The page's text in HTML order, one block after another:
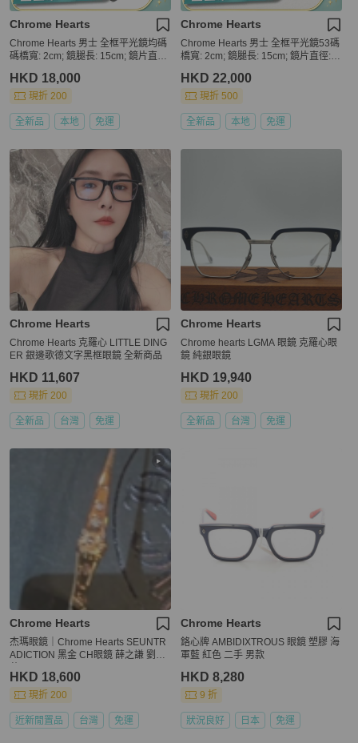
Chrome Hearts
Chrome Hearts 男士 全框平光鏡均碼
碼橋寬: 2cm; 鏡腿長: 15cm; 鏡片直徑:
HKD 18,000
現折 200
全新品 本地 免運
Chrome Hearts
Chrome Hearts 男士 全框平光鏡53碼
橋寬: 2cm; 鏡腿長: 15cm; 鏡片直徑: 5.
HKD 22,000
現折 500
全新品 本地 免運
Chrome Hearts
Chrome Hearts 克羅心 LITTLE DING
ER 銀邊歌德文字黑框眼鏡 全新商品
HKD 11,607
現折 200
全新品 台灣 免運
Chrome Hearts
Chrome hearts LGMA 眼鏡 克羅心眼
鏡 純銀眼鏡
HKD 19,940
現折 200
全新品 台灣 免運
Chrome Hearts
杰瑪眼鏡｜Chrome Hearts SEUNTR
ADICTION 黑金 CH眼鏡 薛之謙 劉德
HKD 18,600
現折 200
近新閒置品 台灣 免運
Chrome Hearts
鉻心牌 AMBIDIXTROUS 眼鏡 塑膠 海
軍藍 紅色 二手 男款
HKD 8,280
9 折
狀況良好 日本 免運